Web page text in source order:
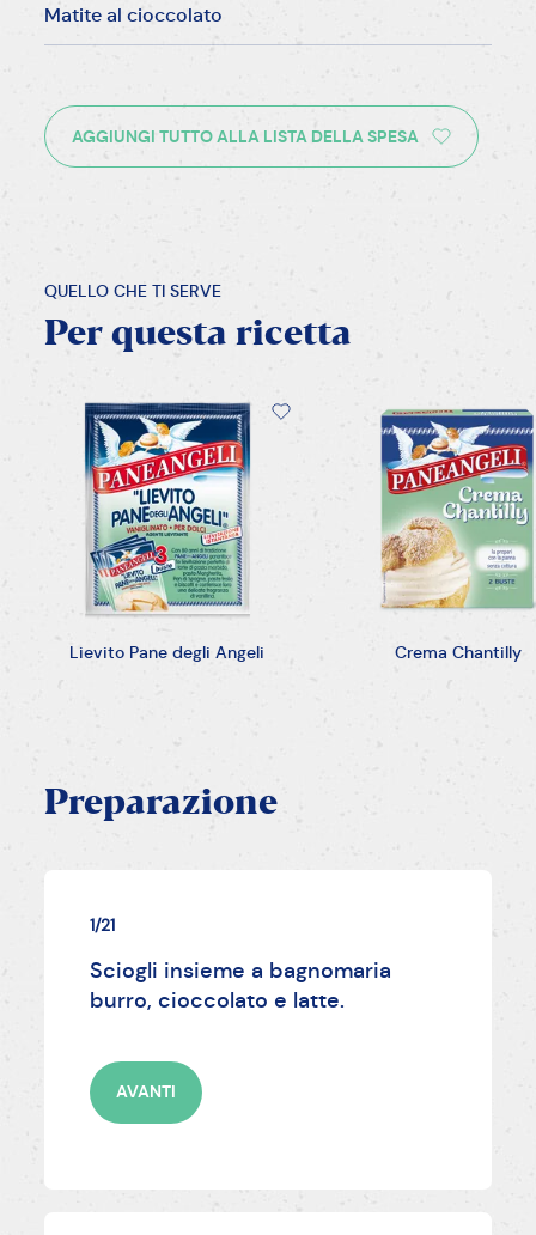
Matite al cioccolato
AGGIUNGI TUTTO ALLA LISTA DELLA SPESA
QUELLO CHE TI SERVE
Per questa ricetta
Lievito Pane degli Angeli Crema Chantilly
Preparazione
1/21
Sciogli insieme a bagnomaria
burro, cioccolato e latte.
AVANTI